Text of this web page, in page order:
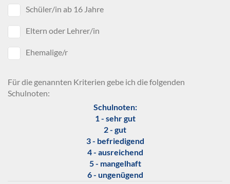
Schüler/in ab 16 Jahre
Eltern oder Lehrer/in
Ehemalige/r
Für die genannten Kriterien gebe ich die folgenden
Schulnoten:
Schulnoten:
1 - sehr gut
2 - gut
3 - befriedigend
4 - ausreichend
5 - mangelhaft
6 - ungenügend